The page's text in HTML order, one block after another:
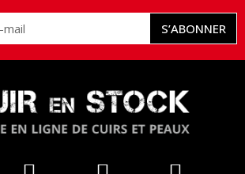
S’ABONNER